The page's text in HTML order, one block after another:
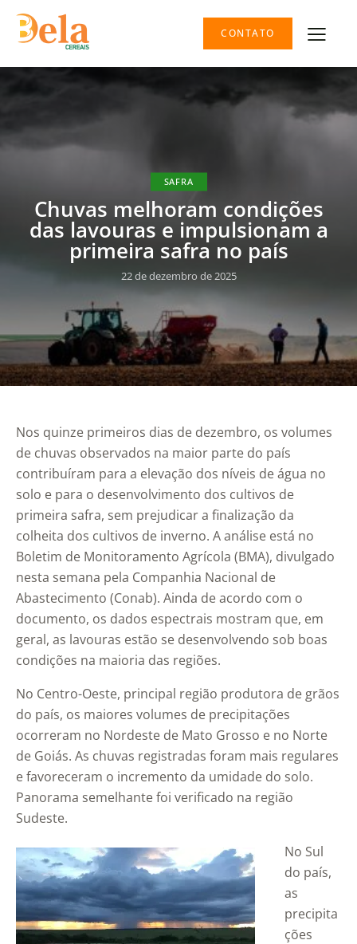
CONTATO
SAFRA
Chuvas melhoram condições
das lavouras e impulsionam a
primeira safra no país
22 de dezembro de 2025
Nos quinze primeiros dias de dezembro, os volumes
de chuvas observados na maior parte do país
contribuíram para a elevação dos níveis de água no
solo e para o desenvolvimento dos cultivos de
primeira safra, sem prejudicar a finalização da
colheita dos cultivos de inverno. A análise está no
Boletim de Monitoramento Agrícola (BMA), divulgado
nesta semana pela Companhia Nacional de
Abastecimento (Conab). Ainda de acordo com o
documento, os dados espectrais mostram que, em
geral, as lavouras estão se desenvolvendo sob boas
condições na maioria das regiões.
No Centro-Oeste, principal região produtora de grãos
do país, os maiores volumes de precipitações
ocorreram no Nordeste de Mato Grosso e no Norte
de Goiás. As chuvas registradas foram mais regulares
e favoreceram o incremento da umidade do solo.
Panorama semelhante foi verificado na região
Sudeste.
No Sul
do país,
as
precipita
ções